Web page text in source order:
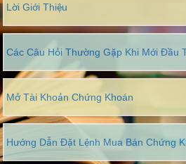
Lời Giới Thiệu
Các Câu Hỏi Thường Gặp Khi Mới Đầu
Mở Tài Khoản Chứng Khoán
Hướng Dẫn Đặt Lệnh Mua Bán Chứng